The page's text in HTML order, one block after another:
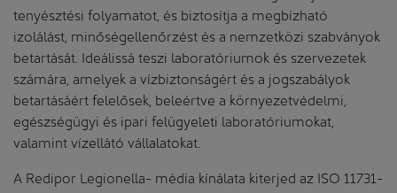
tenyésztési folyamatot, és biztosítja a megbízható
izolálást, minőségellenőrzést és a nemzetközi szabványok
betartását. Ideálissá teszi laboratóriumok és szervezetek
számára, amelyek a vízbiztonságért és a jogszabályok
betartásáért felelősek, beleértve a környezetvédelmi,
egészségügyi és ipari felügyeleti laboratóriumokat,
valamint vízellátó vállalatokat.
A Redipor Legionella- média kínálata kiterjed az ISO 11731-